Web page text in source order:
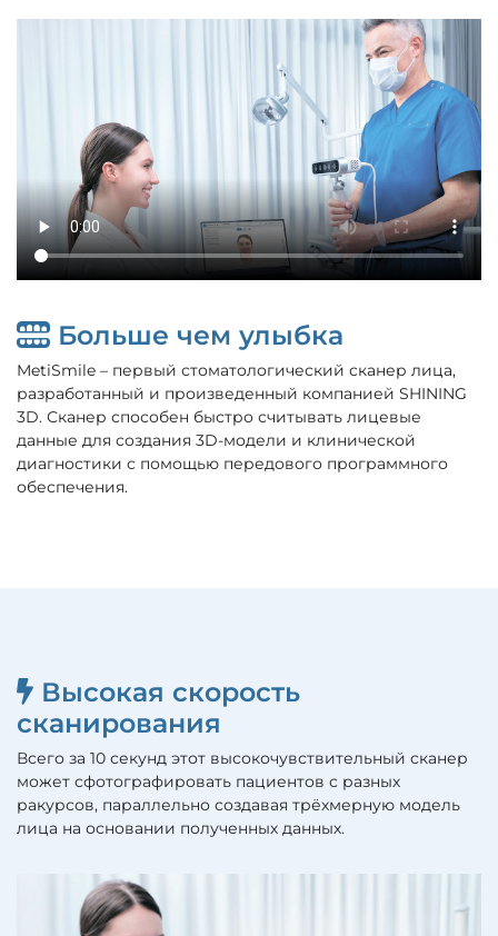
Больше чем улыбка
MetiSmile – первый стоматологический сканер лица,
разработанный и произведенный компанией SHINING
3D. Сканер способен быстро считывать лицевые
данные для создания 3D-модели и клинической
диагностики с помощью передового программного
обеспечения.
Высокая скорость
сканирования
Всего за 10 секунд этот высокочувствительный сканер
может сфотографировать пациентов с разных
ракурсов, параллельно создавая трёхмерную модель
лица на основании полученных данных.